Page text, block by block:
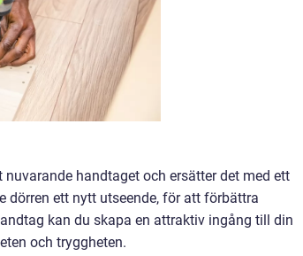
handtaget och ersätter det med ett
dörren ett nytt utseende, för att förbättra
kan du skapa en attraktiv ingång till din
och tryggheten.